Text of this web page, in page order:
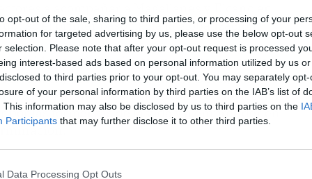
opt-out of the sale, sharing to third parties, or processing of your
for targeted advertising by us, please use the below opt-out
selection. Please note that after your opt-out request is processed
interest-based ads based on personal information utilized by us
to third parties prior to your opt-out. You may separately
of your personal information by third parties on the IAB’s list of
This information may also be disclosed by us to third parties on the
Participants that may further disclose it to other third parties.
Data Processing Opt Outs
el primer paso hacia la globalización.
conferenciantes y escritores, como
Bosch, Quico Taronjí, Nacho Dean, Julio de
y Luis Pasamontes, el libro ofrece una lección
por las tormentas de la vida y a emprender en